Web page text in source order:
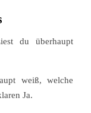
du überhaupt
weiß, welche
Ja.